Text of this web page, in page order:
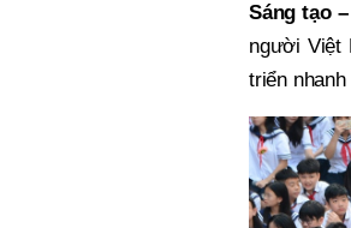
Sáng tạo
người Việt
triển